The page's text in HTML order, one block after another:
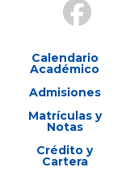
Calendario
Académico
Admisiones
Matrículas y
Notas
Crédito y
Cartera